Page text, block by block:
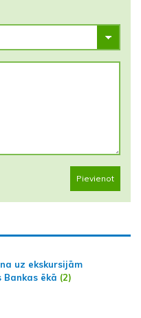
Pievienot
uz ekskursijām
ēkā (2)